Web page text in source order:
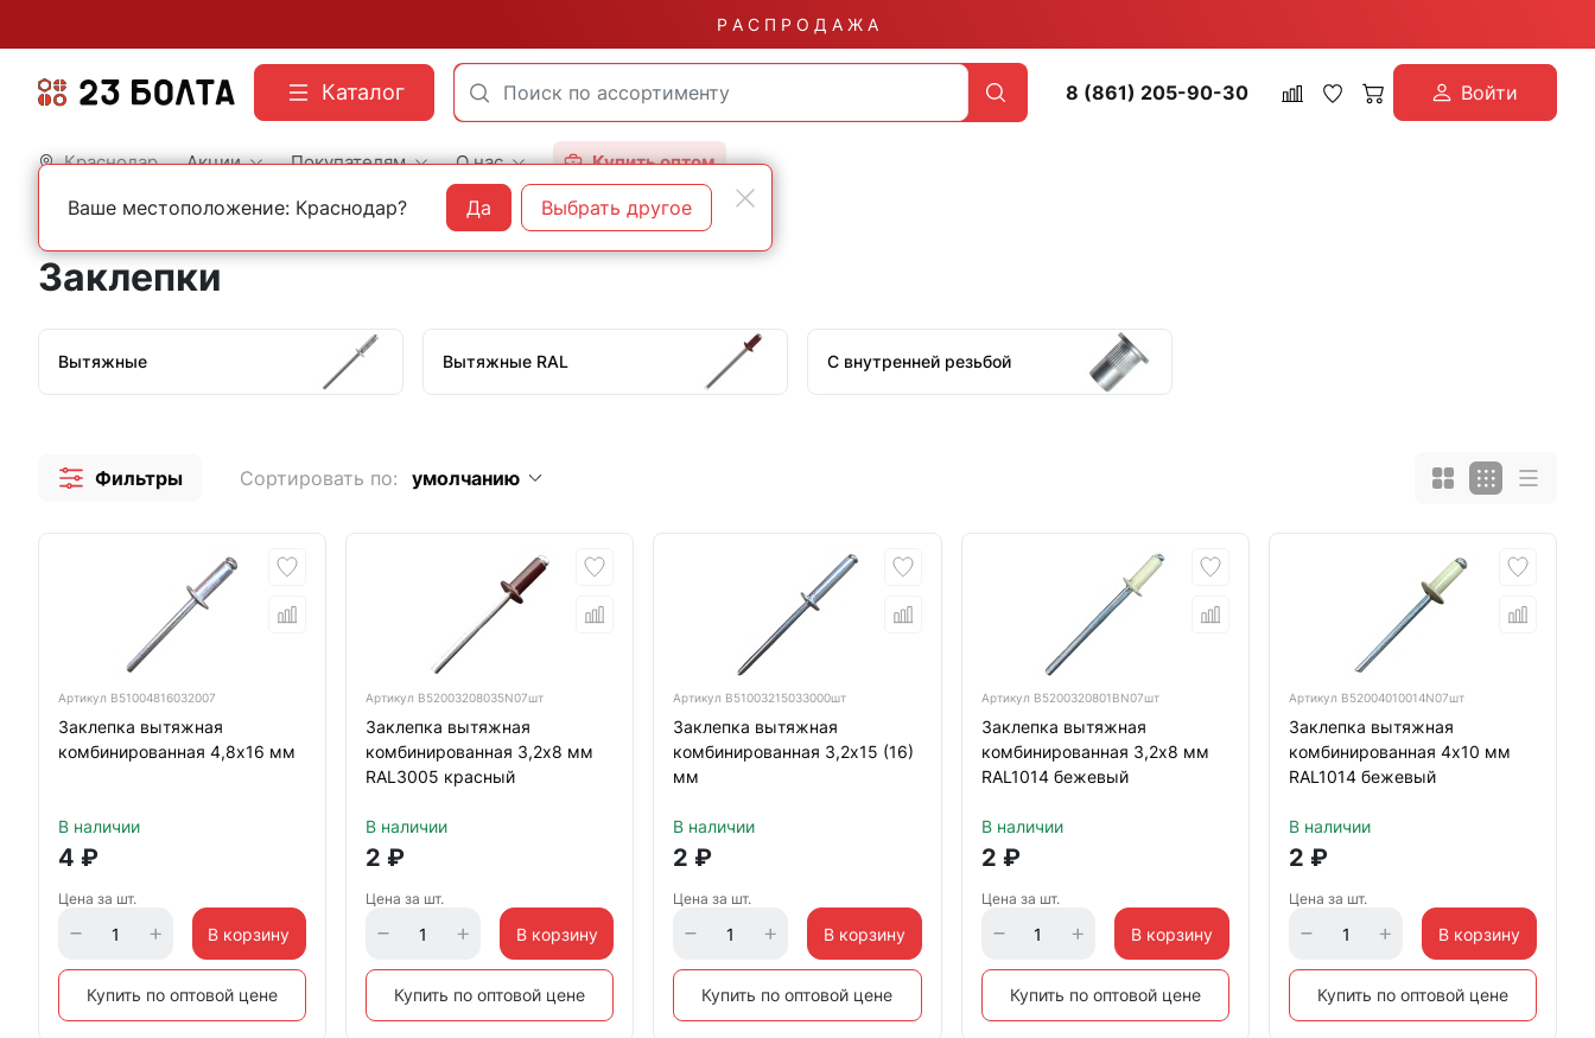
Р А С П Р О Д А Ж А
Каталог 8 (861) 205-90-30 Войти
Краснодар Акции Покупателям О нас Купить оптом
Главная Строительный крепеж Заклепки
Заклепки
Вытяжные Вытяжные RAL С внутренней резьбой
Фильтры Сортировать по: умолчанию
Артикул B51004816032007
Заклепка вытяжная
комбинированная 4,8х16 мм
В наличии
4 ₽
Цена за шт.
В корзину
Купить по оптовой цене
Артикул B52003208035N07шт
Заклепка вытяжная
комбинированная 3,2х8 мм
RAL3005 красный
В наличии
2 ₽
Цена за шт.
В корзину
Купить по оптовой цене
Артикул B51003215033000шт
Заклепка вытяжная
комбинированная 3,2х15 (16)
мм
В наличии
2 ₽
Цена за шт.
В корзину
Купить по оптовой цене
Артикул B5200320801BN07шт
Заклепка вытяжная
комбинированная 3,2х8 мм
RAL1014 бежевый
В наличии
2 ₽
Цена за шт.
В корзину
Купить по оптовой цене
Артикул B52004010014N07шт
Заклепка вытяжная
комбинированная 4х10 мм
RAL1014 бежевый
В наличии
2 ₽
Цена за шт.
В корзину
Купить по оптовой цене
Ваше местоположение: Краснодар? Да Выбрать другое